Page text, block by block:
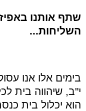
שתף אותנו
השליחות...
בימים אלו אנו
י"ב, שיהווה בית
הוא יכלול בית